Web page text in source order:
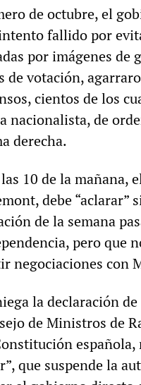
de octubre, el
fallido por
por imágenes de
de votación,
cientos de los
nacionalista, de
derecha.
10 de la mañana,
debe “aclarar”
de la semana
pero que
negociaciones con
la declaración
de Ministros de
que suspende la